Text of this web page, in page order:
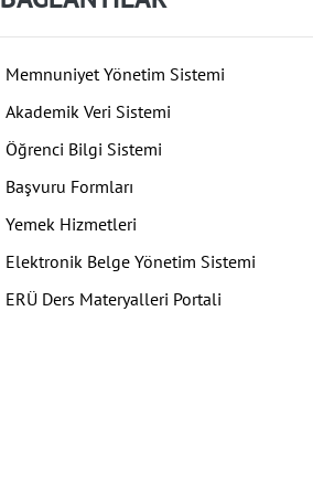
Memnuniyet Yönetim Sistemi
Akademik Veri Sistemi
Öğrenci Bilgi Sistemi
Başvuru Formları
Yemek Hizmetleri
Elektronik Belge Yönetim Sistemi
ERÜ Ders Materyalleri Portali